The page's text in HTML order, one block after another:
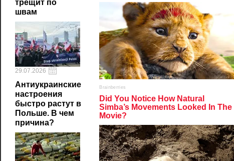
трещит по
швам
29.07.2026
Антиукраинские
настроения
быстро растут в
Польше. В чем
причина?